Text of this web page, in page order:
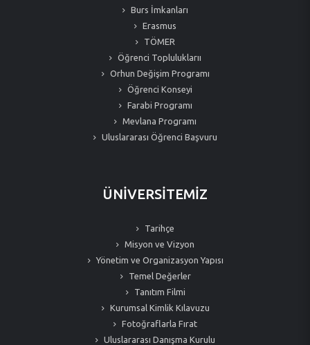
Burs İmkanları
Erasmus
TÖMER
Öğrenci Topluluklarıı
Orhun Değişim Programı
Öğrenci Konseyi
Farabi Programı
Mevlana Programı
Uluslararası Öğrenci Başvuru
ÜNİVERSİTEMİZ
Tarihçe
Misyon ve Vizyon
Yönetim ve Organizasyon Yapısı
Temel Değerler
Tanıtım Filmi
Kurumsal Kimlik Kılavuzu
Fotoğraflarla Fırat
Uluslararası Danışma Kurulu